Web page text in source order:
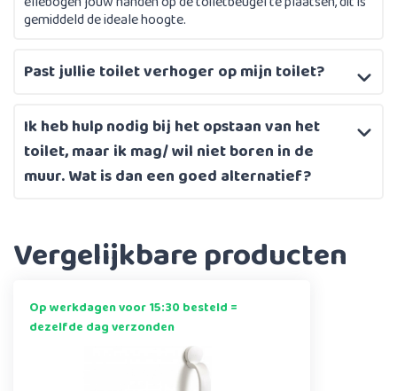
gemiddeld de ideale hoogte.
Past jullie toilet verhoger op mijn toilet?
Ik heb hulp nodig bij het opstaan van het
toilet, maar ik mag/ wil niet boren in de
muur. Wat is dan een goed alternatief?
Vergelijkbare producten
Op werkdagen voor 15:30 besteld =
dezelfde dag verzonden